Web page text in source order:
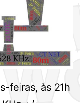
feiras, às 21h